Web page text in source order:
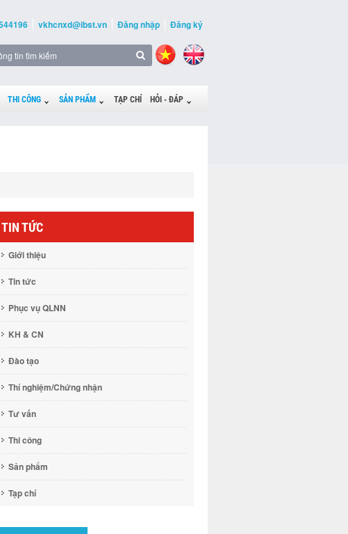
vkhcnxd@ibst.vn Đăng nhập Đăng ký
THI CÔNG SẢN PHẨM TẠP CHÍ HỎI - ĐÁP
TIN TỨC
Giới thiệu
Tin tức
Phục vụ QLNN
KH & CN
Đào tạo
Thí nghiệm/Chứng nhận
Tư vấn
Thi công
Sản phẩm
Tạp chí